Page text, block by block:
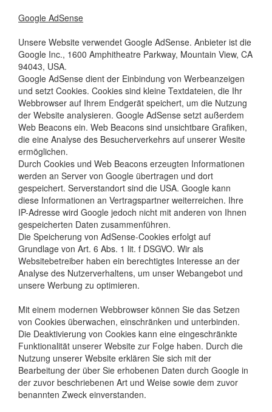
Google AdSense
Unsere Website verwendet Google AdSense. Anbieter ist die
Google Inc., 1600 Amphitheatre Parkway, Mountain View, CA
94043, USA.
Google AdSense dient der Einbindung von Werbeanzeigen
und setzt Cookies. Cookies sind kleine Textdateien, die Ihr
Webbrowser auf Ihrem Endgerät speichert, um die Nutzung
der Website analysieren. Google AdSense setzt außerdem
Web Beacons ein. Web Beacons sind unsichtbare Grafiken,
die eine Analyse des Besucherverkehrs auf unserer Wesite
ermöglichen.
Durch Cookies und Web Beacons erzeugten Informationen
werden an Server von Google übertragen und dort
gespeichert. Serverstandort sind die USA. Google kann
diese Informationen an Vertragspartner weiterreichen. Ihre
IP-Adresse wird Google jedoch nicht mit anderen von Ihnen
gespeicherten Daten zusammenführen.
Die Speicherung von AdSense-Cookies erfolgt auf
Grundlage von Art. 6 Abs. 1 lit. f DSGVO. Wir als
Websitebetreiber haben ein berechtigtes Interesse an der
Analyse des Nutzerverhaltens, um unser Webangebot und
unsere Werbung zu optimieren.
Mit einem modernen Webbrowser können Sie das Setzen
von Cookies überwachen, einschränken und unterbinden.
Die Deaktivierung von Cookies kann eine eingeschränkte
Funktionalität unserer Website zur Folge haben. Durch die
Nutzung unserer Website erklären Sie sich mit der
Bearbeitung der über Sie erhobenen Daten durch Google in
der zuvor beschriebenen Art und Weise sowie dem zuvor
benannten Zweck einverstanden.